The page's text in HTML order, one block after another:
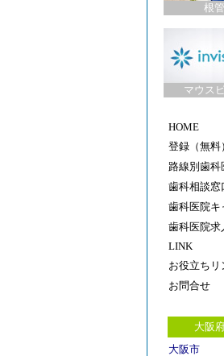
根
マウス
HOME
登録（無料
路線別歯科
歯科相談窓
歯科医院キ
歯科医院求
LINK
お役立ちリ
お問合せ
大阪
大阪市